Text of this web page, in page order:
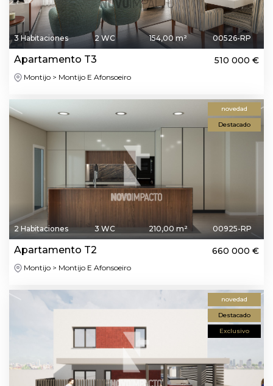
3 Habitaciones 2 WC 154,00 m² 00526-RP
Apartamento T3 510 000 €
Montijo > Montijo E Afonsoeiro
novedad
Destacado
2 Habitaciones 3 WC 210,00 m² 00925-RP
Apartamento T2 660 000 €
Montijo > Montijo E Afonsoeiro
novedad
Destacado
Exclusivo